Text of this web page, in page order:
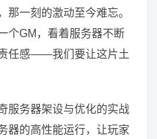
那一刻的激动至今难忘。
个GM，看着服务器不断
任感——我们要让这片土
服务器架设与优化的实战
器的高性能运行，让玩家